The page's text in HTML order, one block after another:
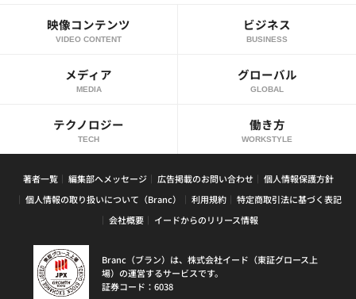
映像コンテンツ
VIDEO CONTENT
ビジネス
BUSINESS
メディア
MEDIA
グローバル
GLOBAL
テクノロジー
TECH
働き方
WORKSTYLE
著者一覧 編集部へメッセージ 広告掲載のお問い合わせ
個人情報保護方針
個人情報の取り扱いについて（Branc）
利用規約
特定商取引法に基づく表記
会社概要
イードからのリリース情報
Branc（ブラン）は、株式会社イード（東証グロース上
場）の運営するサービスです。
証券コード：6038